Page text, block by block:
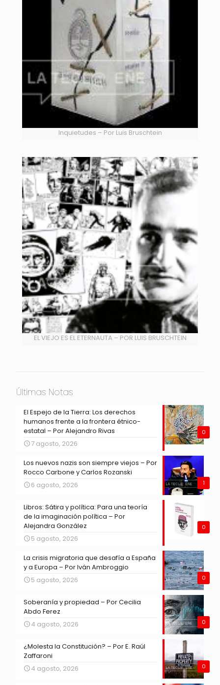
Inquietudes – Por Luis Bruschtein
EL VIEJO ES EL ETERNAUTA – POR LUIS BRUSCHTEIN
Últimas Notas
0
El Espejo de la Tierra: Los derechos
humanos frente a la frontera étnico-
estatal – Por Alejandro Rivas
7 agosto, 2026
1
Los nuevos nazis son siempre viejos – Por
Rocco Carbone y Carlos Rozanski
6 agosto, 2026
0
Libros: Sátira y política: Para una teoría
de la imaginación política – Por
Alejandra González
5 agosto, 2026
0
La crisis migratoria que desafía a España
y a Europa – Por Iván Ambroggio
5 agosto, 2026
0
Soberanía y propiedad – Por Cecilia
Abdo Ferez
4 agosto, 2026
0
¿Molesta la Constitución? – Por E. Raúl
Zaffaroni
4 agosto, 2026